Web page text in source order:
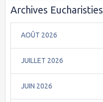
Archives Eucharisties
AOÛT 2026
JUILLET 2026
JUIN 2026